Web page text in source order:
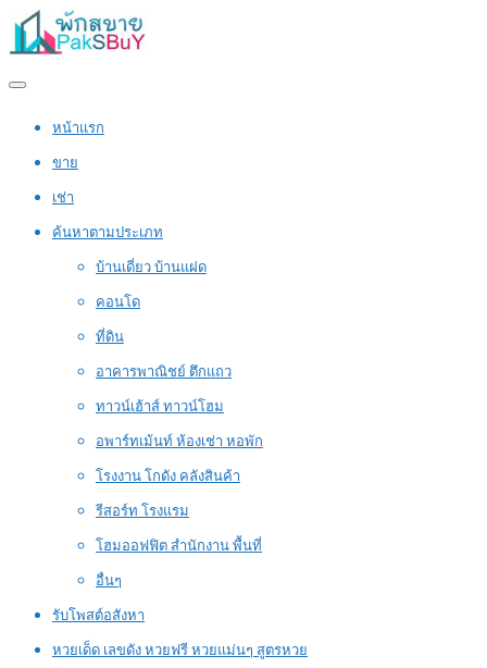
หน้าแรก
ขาย
เช่า
ค้นหาตามประเภท
บ้านเดี่ยว บ้านแฝด
คอนโด
ที่ดิน
อาคารพาณิชย์ ตึกแถว
ทาวน์เฮ้าส์ ทาวน์โฮม
อพาร์ทเม้นท์ ห้องเช่า หอพัก
โรงงาน โกดัง คลังสินค้า
รีสอร์ท โรงแรม
โฮมออฟฟิต สำนักงาน พื้นที่
อื่นๆ
รับโพสต์อสังหา
หวยเด็ด เลขดัง หวยฟรี หวยแม่นๆ สูตรหวย